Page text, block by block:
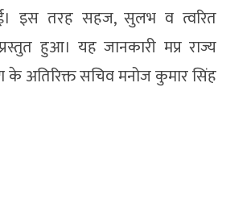
इस तरह सहज, सुलभ व त्वरित
हुआ। यह जानकारी मप्र राज्य
के अतिरिक्त सचिव मनोज कुमार सिंह